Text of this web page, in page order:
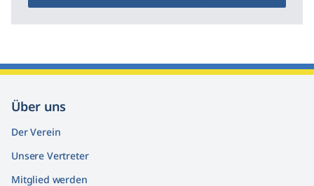
Über uns
Der Verein
Unsere Vertreter
Mitglied werden